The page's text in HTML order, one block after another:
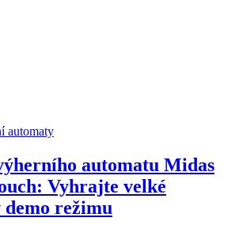
automaty
automatu Midas
Vyhrajte velké
demo režimu